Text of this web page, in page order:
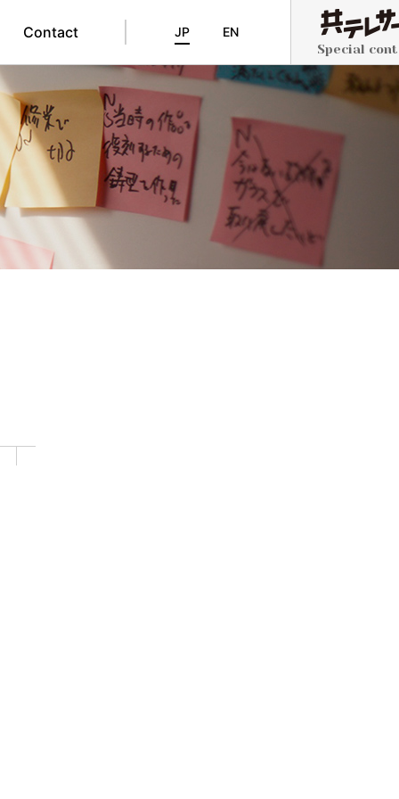
Contact JP EN
Special